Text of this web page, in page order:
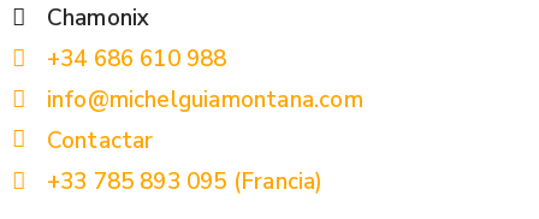
Chamonix
+34 686 610 988
info@michelguiamontana.com
Contactar
+33 785 893 095 (Francia)